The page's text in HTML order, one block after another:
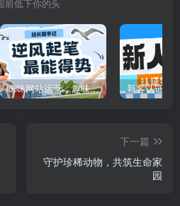
前低下你的头
咪咪网站运营：趣味性悄悄飘起的成功风头 新客认证优
下一篇
守护珍稀动物，共筑生命家
园